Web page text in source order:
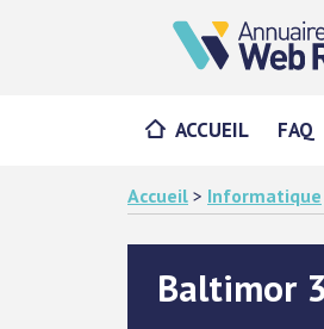
ACCUEIL FAQ
Accueil > Informatique
Baltimor